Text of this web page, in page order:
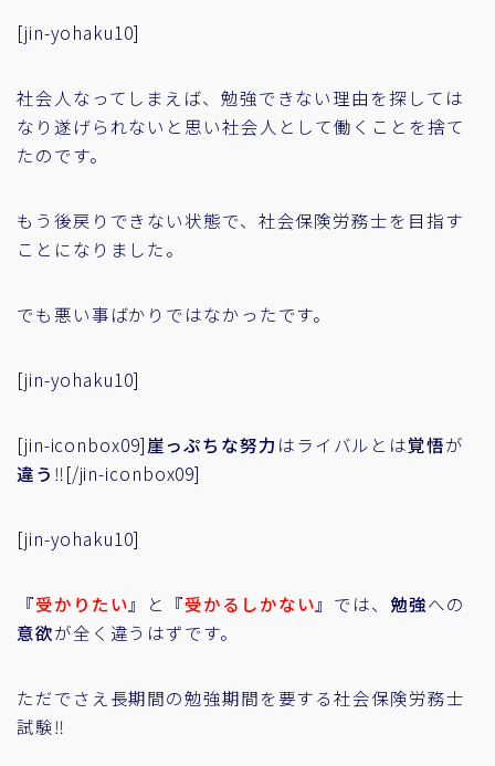
[jin-yohaku10]
社会人なってしまえば、勉強できない理由を探しては
なり遂げられないと思い社会人として働くことを捨て
たのです。
もう後戻りできない状態で、社会保険労務士を目指す
ことになりました。
でも悪い事ばかりではなかったです。
[jin-yohaku10]
[jin-iconbox09]崖っぷちな努力 はライバルとは覚悟が
違う ‼[/jin-iconbox09]
[jin-yohaku10]
『受かりたい』と『受かるしかない』では、 勉強への
意欲が全く違うはずです。
ただでさえ長期間の勉強期間を要する社会保険労務士
試験‼